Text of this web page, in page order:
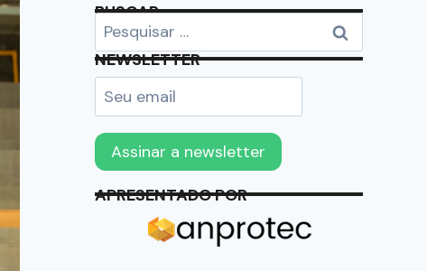
BUSCAR
NEWSLETTER
APRESENTADO POR